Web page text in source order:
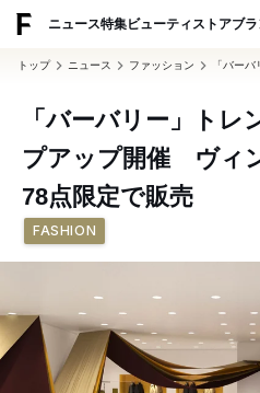
ニュース特集ビューティ ストアブ
トップ ニュース ファッション 「バー
「バーバリー」トレ
プアップ開催 ヴィ
78点限定で販売
FASHION